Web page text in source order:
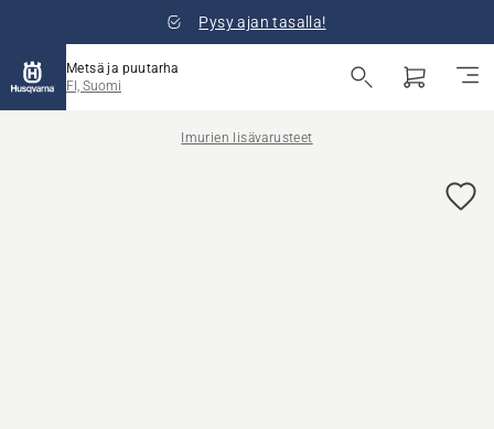
Pysy ajan tasalla!
Metsä ja puutarha
FI, Suomi
Imurien lisävarusteet